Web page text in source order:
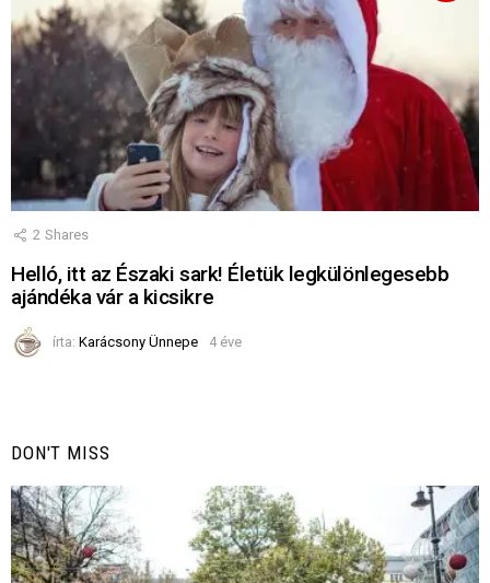
2 Shares
Helló, itt az Északi sark! Életük legkülönlegesebb
ajándéka vár a kicsikre
írta: Karácsony Ünnepe 4 éve
DON'T MISS